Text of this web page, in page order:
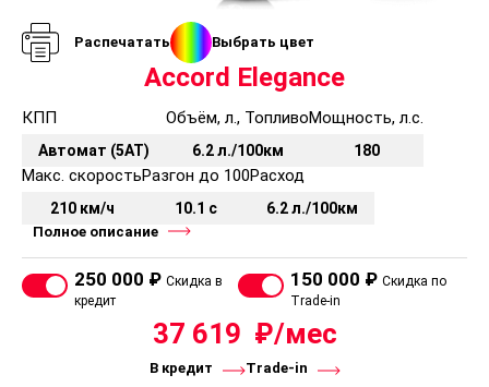
Распечатать Выбрать цвет
Accord Elegance
КПП
Автомат (5AT)
Объём, л., Топливо
6.2 л./100км
Мощность, л.с.
180
Макс. скорость
210 км/ч
Разгон до 100
10.1 с
Расход
6.2 л./100км
Полное описание
250 000 ₽ Скидка в
кредит
150 000 ₽ Скидка по
Trade-in
37 619
В кредит Trade-in